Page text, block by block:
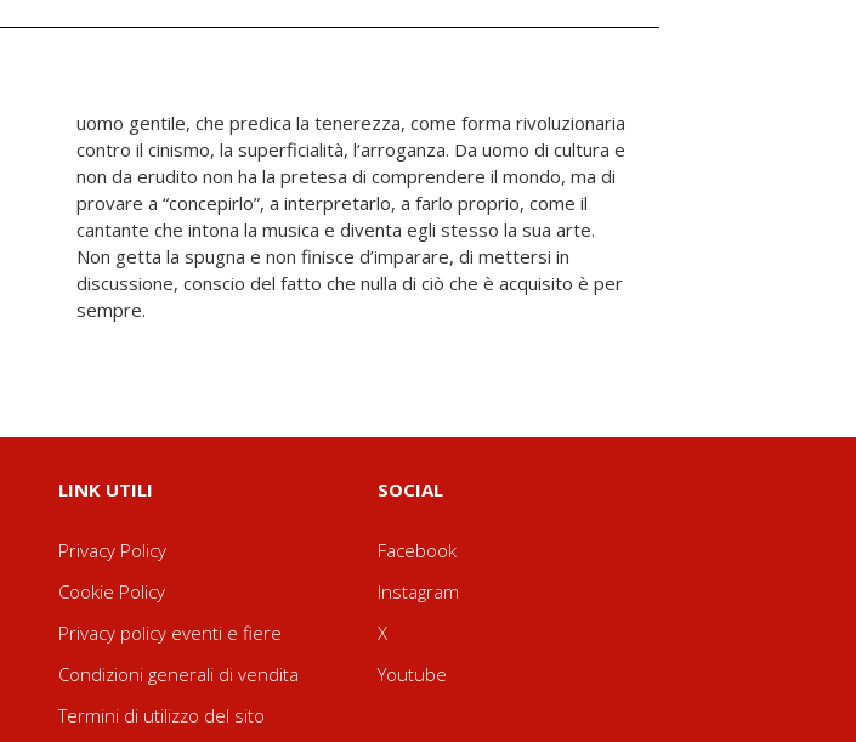
sempre.
LINK UTILI
Privacy Policy
Cookie Policy
Privacy policy eventi e fiere
Condizioni generali di vendita
Termini di utilizzo del sito
SOCIAL
Facebook
Instagram
X
Youtube